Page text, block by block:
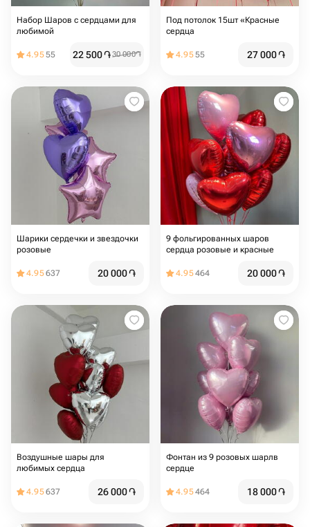
Набор Шаров с сердцами для
любимой
4.9555 22 500֏30 000֏
Под потолок 15шт «Красные
сердца
4.9555 27 000֏
Шарики сердечки и звездочки
розовые
4.95637 20 000֏
9 фольгированных шаров
сердца розовые и красные
4.95464 20 000֏
Воздушные шары для
любимых сердца
4.95637 26 000֏
Фонтан из 9 розовых шарлв
сердце
4.95464 18 000֏